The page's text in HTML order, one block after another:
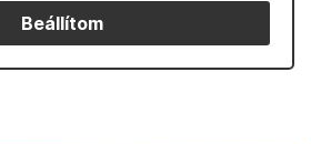
Beállítom